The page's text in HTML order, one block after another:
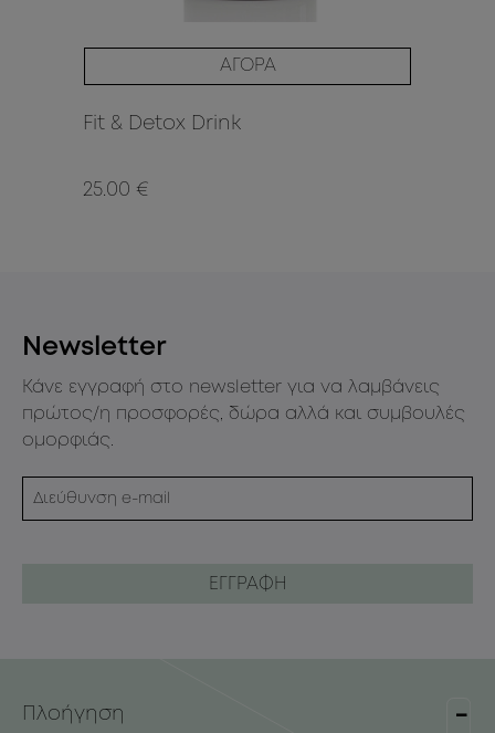
ΑΓΟΡΑ
Fit & Detox Drink
25.00 €
Newsletter
Κάνε εγγραφή στο newsletter για να λαμβάνεις
πρώτος/η προσφορές, δώρα αλλά και συμβουλές
ομορφιάς.
Πλοήγηση